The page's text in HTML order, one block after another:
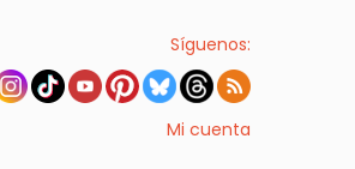
Síguenos:
Mi cuenta